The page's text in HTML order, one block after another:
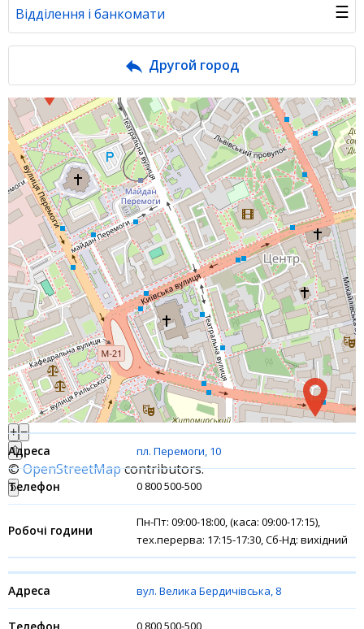
Відділення і банкомати
Відгуки
Депозити
Депозити юр. осіб
Кредити для бізнеса
Кредити
Інтернет-банкінг
Банки-партнери
Акції
Рахунки для бізнесу
Фінансові результати
☰
Другой город
+ −
⇧
©OpenStreetMapcontributors.
»
пл. Перемоги, 10
0 800 500-500
Пн-Пт: 09:00-18:00, (каса: 09:00-17:15),
тех.перерва: 17:15-17:30, Сб-Нд: вихідний
вул. Велика Бердичівська, 8
0 800 500-500